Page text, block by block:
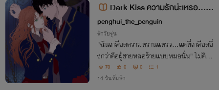
Dark Kiss ความรักน่ะเหรอ...ไร้
สาระ!!
penghui_the_penguin
รักวัยรุ่น
"ฉันเกลียดความหวานแหวว...แต่ที่เกลียดยิ่
งกว่าคือผู้ชายหล่อร้ายแบบหมอนั่น" ไม่คิดเ
ลยว่ามันจะไปสะกิดต่อมอีโก้ของเขาเข้า รู้ตัวอี
กทีก็ตกอยู่ในเกมที่มีหัวใจเป็นเดิมพัน ฉันไม่
70 0 0 1
14 วันที่แล้ว